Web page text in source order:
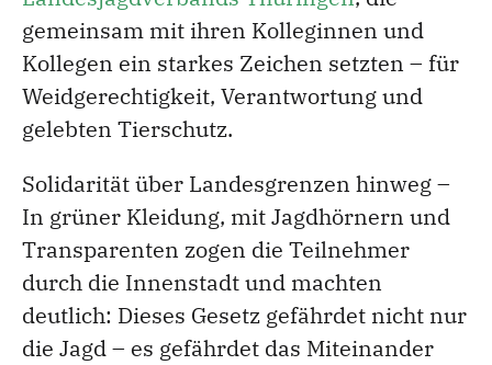
gemeinsam mit ihren Kolleginnen und
Kollegen ein starkes Zeichen setzten – für
Weidgerechtigkeit, Verantwortung und
gelebten Tierschutz.
Solidarität über Landesgrenzen hinweg –
In grüner Kleidung, mit Jagdhörnern und
Transparenten zogen die Teilnehmer
durch die Innenstadt und machten
deutlich: Dieses Gesetz gefährdet nicht nur
die Jagd – es gefährdet das Miteinander